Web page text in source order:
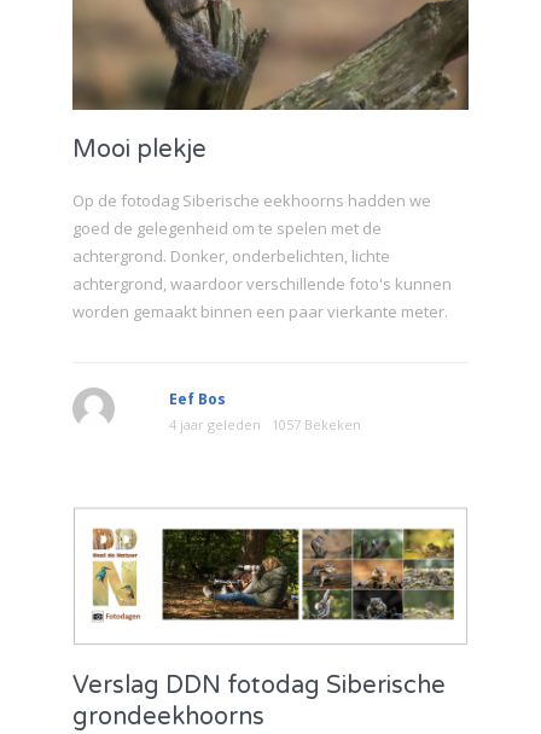
Mooi plekje
Op de fotodag Siberische eekhoorns hadden we
goed de gelegenheid om te spelen met de
achtergrond. Donker, onderbelichten, lichte
achtergrond, waardoor verschillende foto's kunnen
worden gemaakt binnen een paar vierkante meter.
Eef Bos
4 jaar geleden 1057 Bekeken
Verslag DDN fotodag Siberische
grondeekhoorns